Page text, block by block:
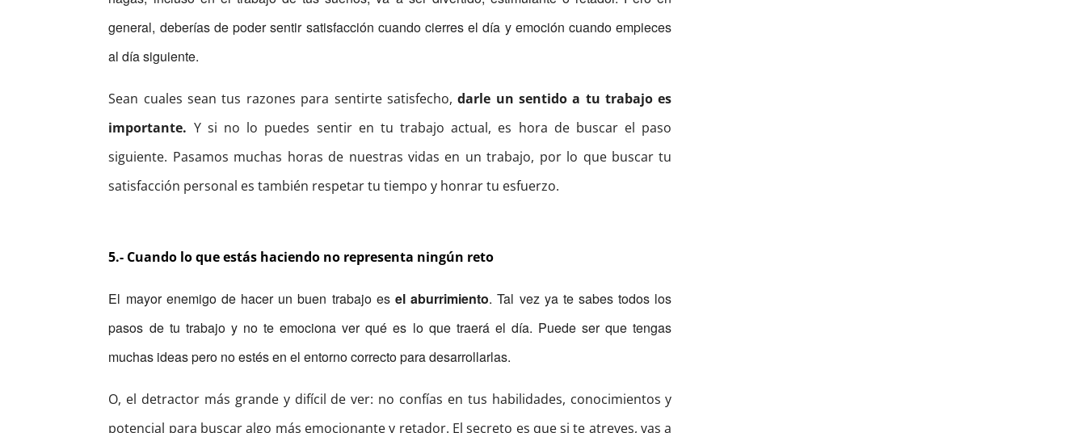
general, deberías de poder sentir satisfacción cuando cierres el día y emoción cuando empieces
al día siguiente.
Sean cuales sean tus razones para sentirte satisfecho,darle un sentido a tu trabajo es
importante. Y si no lo puedes sentir en tu trabajo actual, es hora de buscar el paso
siguiente. Pasamos muchas horas de nuestras vidas en un trabajo, por lo que buscar tu
satisfacción personal es también respetar tu tiempo y honrar tu esfuerzo.
5.- Cuando lo que estás haciendo no representa ningún reto
El mayor enemigo de hacer un buen trabajo es el aburrimiento. Tal vez ya te sabes todos los
pasos de tu trabajo y no te emociona ver qué es lo que traerá el día. Puede ser que tengas
muchas ideas pero no estés en el entorno correcto para desarrollarlas.
O, el detractor más grande y difícil de ver: no confías en tus habilidades, conocimientos y
potencial para buscar algo más emocionante y retador. El secreto es que si te atreves, vas a